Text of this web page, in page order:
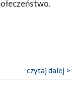
czytaj dalej >